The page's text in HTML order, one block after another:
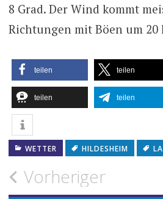
8 Grad. Der Wind kommt
Richtungen mit Böen um 20
teilen teilen
teilen teilen
WETTER HILDESHEIM
Vorheriger